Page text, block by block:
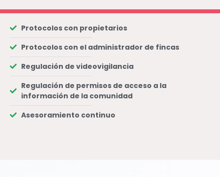
Protocolos con propietarios
Protocolos con el administrador de fincas
Regulación de videovigilancia
Regulación de permisos de acceso a la
información de la comunidad
Asesoramiento continuo